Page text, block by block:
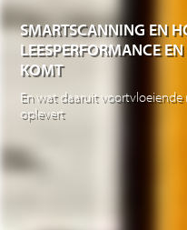
SMARTSCANNING EN
LEESPERFORMANCE
KOMT
En wat daaruit voortvloeiende
oplevert